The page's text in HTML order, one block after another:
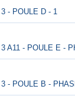
- POULE D - 1
A11 - POULE E -
- POULE B -